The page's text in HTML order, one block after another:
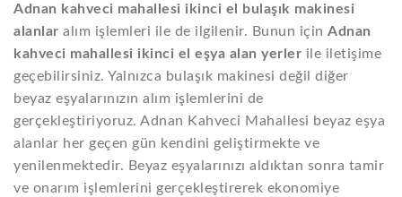
Adnan kahveci mahallesi ikinci el bulaşık makinesi
alanlar alım işlemleri ile de ilgilenir. Bunun için Adnan
kahveci mahallesi ikinci el eşya alan yerler ile iletişime
geçebilirsiniz. Yalnızca bulaşık makinesi değil diğer
beyaz eşyalarınızın alım işlemlerini de
gerçekleştiriyoruz. Adnan Kahveci Mahallesi beyaz eşya
alanlar her geçen gün kendini geliştirmekte ve
yenilenmektedir. Beyaz eşyalarınızı aldıktan sonra tamir
ve onarım işlemlerini gerçekleştirerek ekonomiye